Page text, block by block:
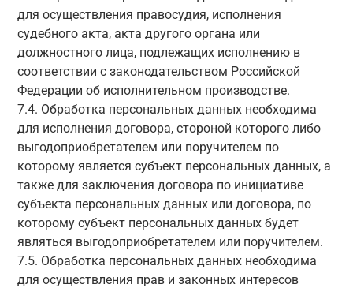
для осуществления правосудия, исполнения
судебного акта, акта другого органа или
должностного лица, подлежащих исполнению в
соответствии с законодательством Российской
Федерации об исполнительном производстве.
7.4. Обработка персональных данных необходима
для исполнения договора, стороной которого либо
выгодоприобретателем или поручителем по
которому является субъект персональных данных, а
также для заключения договора по инициативе
субъекта персональных данных или договора, по
которому субъект персональных данных будет
являться выгодоприобретателем или поручителем.
7.5. Обработка персональных данных необходима
для осуществления прав и законных интересов